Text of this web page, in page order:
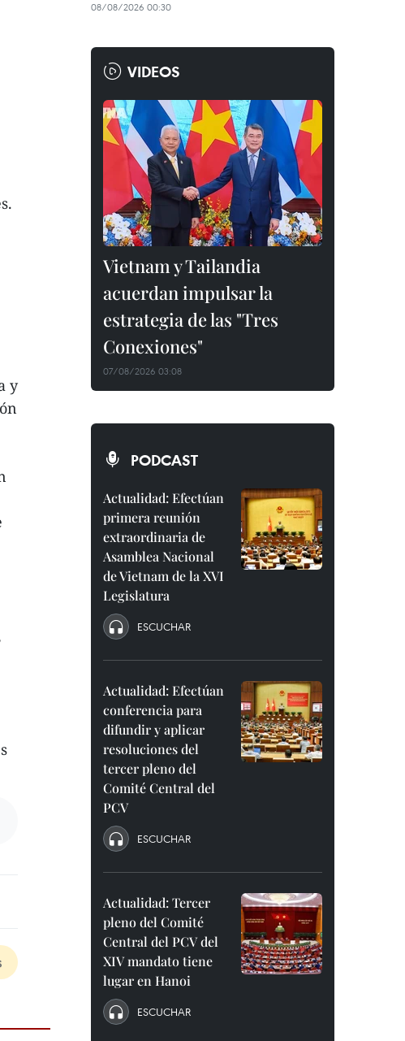
y
08/08/2026 00:30
VIDEOS
Vietnam y Tailandia
acuerdan impulsar la
estrategia de las "Tres
Conexiones"
07/08/2026 03:08
PODCAST
Actualidad: Efectúan
primera reunión
extraordinaria de
Asamblea Nacional
de Vietnam de la XVI
Legislatura
ESCUCHAR
Actualidad: Efectúan
conferencia para
difundir y aplicar
resoluciones del
tercer pleno del
Comité Central del
PCV
ESCUCHAR
Actualidad: Tercer
pleno del Comité
Central del PCV del
XIV mandato tiene
lugar en Hanoi
ESCUCHAR